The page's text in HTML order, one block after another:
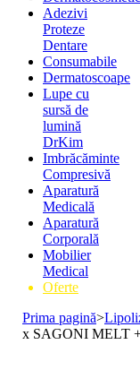
Adezivi
Proteze
Dentare
Consumabile
Dermatoscoape
Lupe cu
sursă de
lumină
DrKim
Imbrăcăminte
Compresivă
Aparatură
Medicală
Aparatură
Corporală
Mobilier
Medical
Oferte
Prima pagină>
x SAGONI MELT